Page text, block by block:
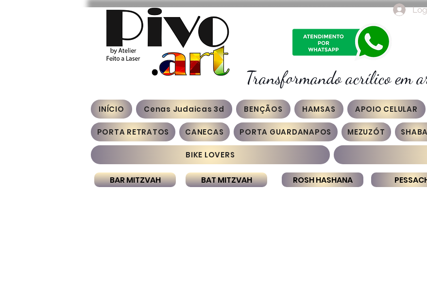
Transformando acrílico em
INÍCIO Cenas Judaicas 3d BENÇÃOS HAMSAS APOIO CELULAR
PORTA RETRATOS CANECAS PORTA GUARDANAPOS MEZUZÓT
BIKE LOVERS
BAR MITZVAH BAT MITZVAH ROSH HASHANA